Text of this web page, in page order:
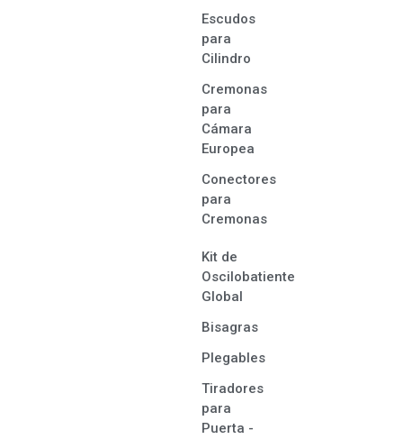
Escudos
para
Cilindro
Cremonas
para
Cámara
Europea
Conectores
para
Cremonas
Kit de
Oscilobatiente
Global
Bisagras
Plegables
Tiradores
para
Puerta -